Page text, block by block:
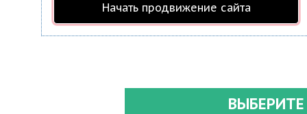
Начать продвижение сайта